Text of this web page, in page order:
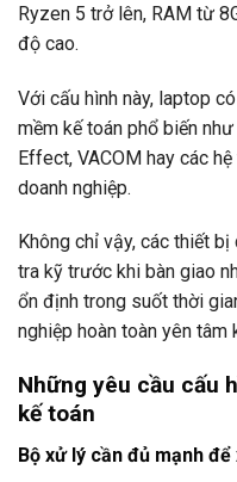
Ryzen 5 trở lên, RAM từ
độ cao.
Với cấu hình này, laptop
mềm kế toán phổ biến
Effect, VACOM hay các
doanh nghiệp.
Không chỉ vậy, các thiết
tra kỹ trước khi bàn giao
ổn định trong suốt thời
nghiệp hoàn toàn yên tâm
Những yêu cầu cấu
kế toán
Bộ xử lý cần đủ mạnh